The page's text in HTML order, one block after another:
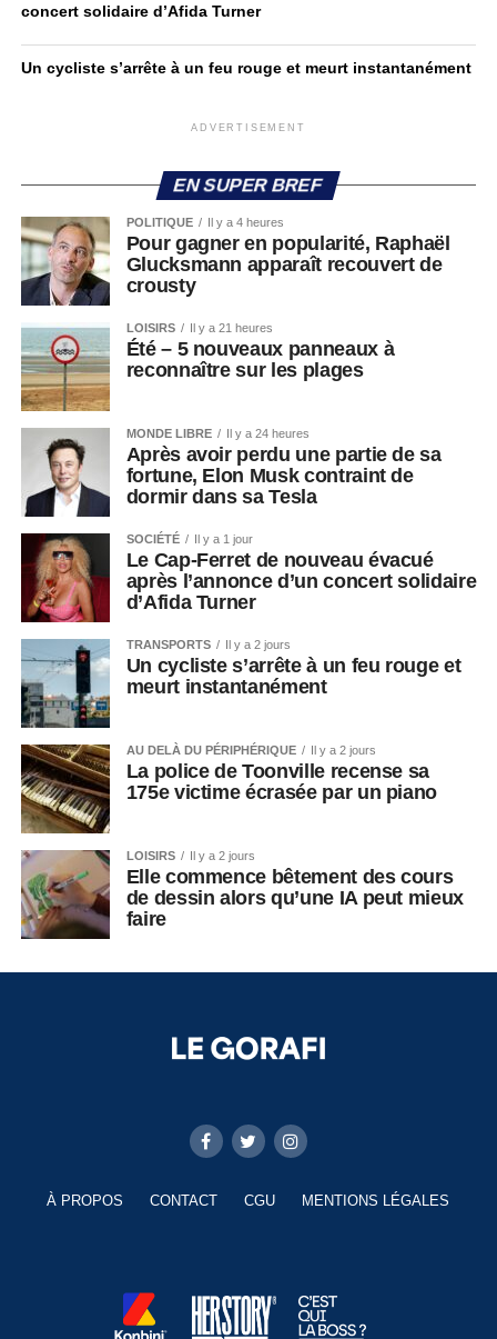
concert solidaire d’Afida Turner
Un cycliste s’arrête à un feu rouge et meurt instantanément
ADVERTISEMENT
EN SUPER BREF
POLITIQUE Il y a 4 heures
Pour gagner en popularité, Raphaël
Glucksmann apparaît recouvert de
crousty
LOISIRS Il y a 21 heures
Été – 5 nouveaux panneaux à
reconnaître sur les plages
MONDE LIBRE Il y a 24 heures
Après avoir perdu une partie de sa
fortune, Elon Musk contraint de
dormir dans sa Tesla
SOCIÉTÉ Il y a 1 jour
Le Cap-Ferret de nouveau évacué
après l’annonce d’un concert solidaire
d’Afida Turner
TRANSPORTS Il y a 2 jours
Un cycliste s’arrête à un feu rouge et
meurt instantanément
AU DELÀ DU PÉRIPHÉRIQUE Il y a 2 jours
La police de Toonville recense sa
175e victime écrasée par un piano
LOISIRS Il y a 2 jours
Elle commence bêtement des cours
de dessin alors qu’une IA peut mieux
faire
À PROPOS CONTACT CGU MENTIONS LÉGALES